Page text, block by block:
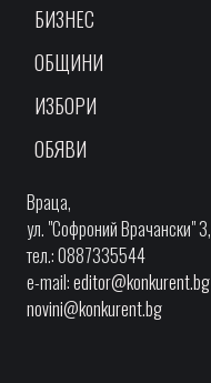
БИЗНЕС
ОБЩИНИ
ИЗБОРИ
ОБЯВИ
Враца,
ул. "Софроний Врачански" 3,
тел.: 0887335544
e-mail:editor@konkurent.bg
novini@konkurent.bg